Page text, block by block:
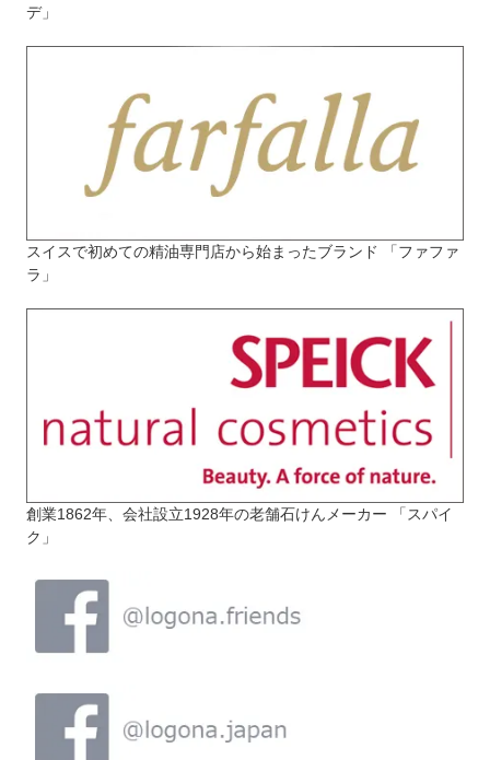
デ」
スイスで初めての精油専門店から始まったブランド 「ファファ
ラ」
創業1862年、会社設立1928年の老舗石けんメーカー 「スパイ
ク」